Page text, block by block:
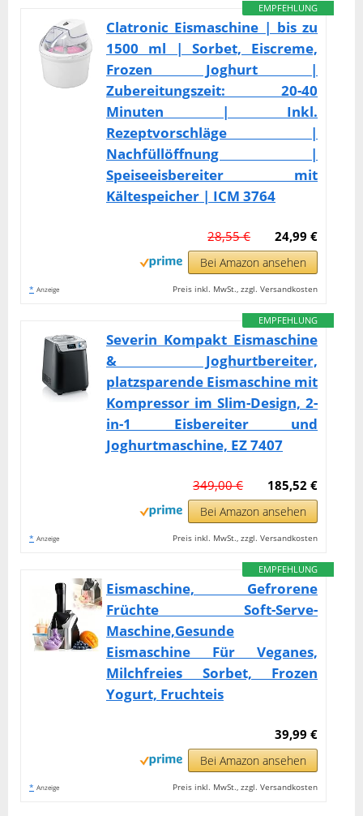
EMPFEHLUNG
Clatronic Eismaschine | bis zu
1500 ml | Sorbet, Eiscreme,
Frozen Joghurt |
Zubereitungszeit: 20-40
Minuten | Inkl.
Rezeptvorschläge |
Nachfüllöffnung |
Speiseeisbereiter mit
Kältespeicher | ICM 3764
24,99 €
28,55 €
Bei Amazon ansehen
* Anzeige Preis inkl. MwSt., zzgl. Versandkosten
EMPFEHLUNG
Severin Kompakt Eismaschine
& Joghurtbereiter,
platzsparende Eismaschine mit
Kompressor im Slim-Design, 2-
in-1 Eisbereiter und
Joghurtmaschine, EZ 7407
185,52 €
349,00 €
Bei Amazon ansehen
* Anzeige Preis inkl. MwSt., zzgl. Versandkosten
EMPFEHLUNG
Eismaschine, Gefrorene
Früchte Soft-Serve-
Maschine,Gesunde
Eismaschine Für Veganes,
Milchfreies Sorbet, Frozen
Yogurt, Fruchteis
39,99 €
Bei Amazon ansehen
* Anzeige Preis inkl. MwSt., zzgl. Versandkosten